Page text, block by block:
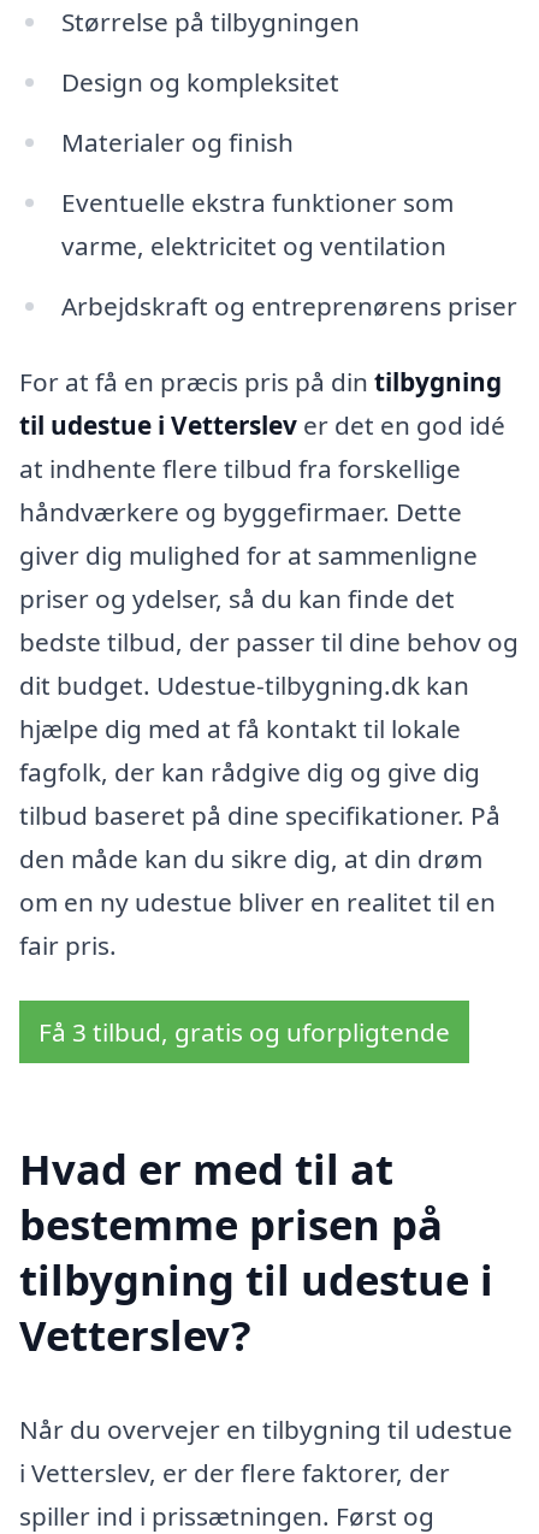
Størrelse på tilbygningen
Design og kompleksitet
Materialer og finish
Eventuelle ekstra funktioner som
varme, elektricitet og ventilation
Arbejdskraft og entreprenørens priser
For at få en præcis pris på din tilbygning
til udestue i Vetterslev er det en god idé
at indhente flere tilbud fra forskellige
håndværkere og byggefirmaer. Dette
giver dig mulighed for at sammenligne
priser og ydelser, så du kan finde det
bedste tilbud, der passer til dine behov og
dit budget. Udestue-tilbygning.dk kan
hjælpe dig med at få kontakt til lokale
fagfolk, der kan rådgive dig og give dig
tilbud baseret på dine specifikationer. På
den måde kan du sikre dig, at din drøm
om en ny udestue bliver en realitet til en
fair pris.
Få 3 tilbud, gratis og uforpligtende
Hvad er med til at
bestemme prisen på
tilbygning til udestue i
Vetterslev?
Når du overvejer en tilbygning til udestue
i Vetterslev, er der flere faktorer, der
spiller ind i prissætningen. Først og